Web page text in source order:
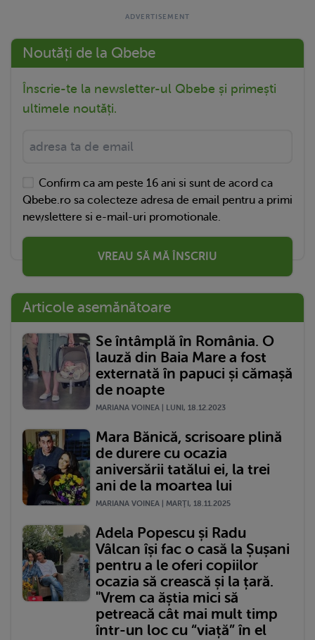
Noutăți de la Qbebe
Înscrie-te la newsletter-ul Qbebe și primești
ultimele noutăți.
Confirm ca am peste 16 ani si sunt de acord ca
Qbebe.ro sa colecteze adresa de email pentru a primi
newslettere si e-mail-uri promotionale.
VREAU SĂ MĂ ÎNSCRIU
Articole asemănătoare
Se întâmplă în România. O
lauză din Baia Mare a fost
externată în papuci și cămașă
de noapte
MARIANA VOINEA | LUNI, 18.12.2023
Mara Bănică, scrisoare plină
de durere cu ocazia
aniversării tatălui ei, la trei
ani de la moartea lui
MARIANA VOINEA | MARŢI, 18.11.2025
Adela Popescu și Radu
Vâlcan își fac o casă la Șușani
pentru a le oferi copiilor
ocazia să crească și la țară.
"Vrem ca ăștia mici să
petreacă cât mai mult timp
într-un loc cu “viață” în el